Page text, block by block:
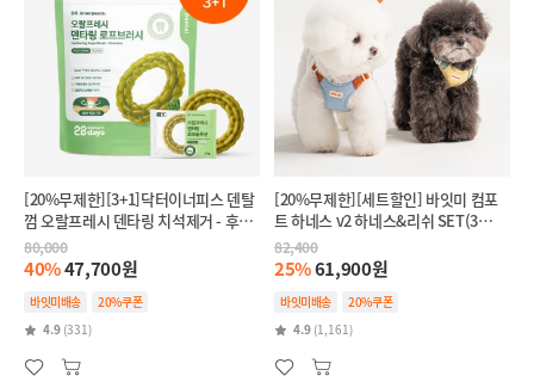
[20%무제한][3+1]닥터이너피스 덴탈
껌 오랄프레시 덴타링 치석제거 - 후코
이단(인텐시브,항산화)
80,000
40%47,700원
바잇미배송
20%쿠폰
4.9 (331)
[20%무제한][세트할인] 바잇미 컴포
트 하네스 v2 하네스&리쉬 SET(3
colors)
82,400
25%61,900원
바잇미배송
20%쿠폰
4.9 (1,161)